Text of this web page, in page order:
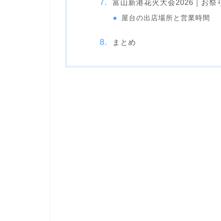
富山新港花火大会2026｜お祭
屋台の出店場所と営業時間
まとめ